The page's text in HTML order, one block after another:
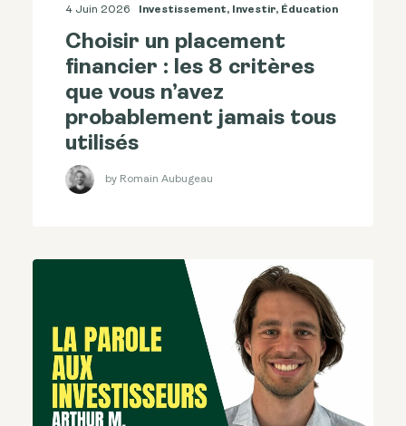
4 Juin 2026 Investissement, Investir, Éducation
Choisir un placement
financier : les 8 critères
que vous n’avez
probablement jamais tous
utilisés
by Romain Aubugeau